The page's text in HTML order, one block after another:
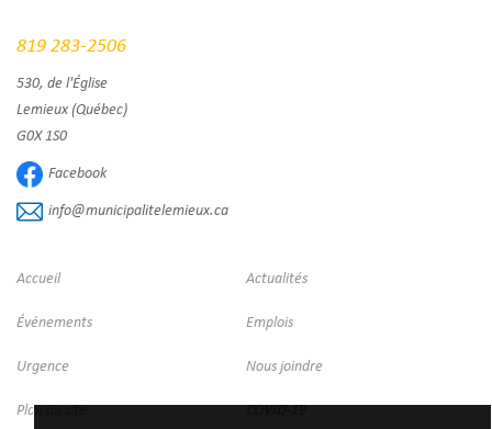
819 283-2506
530, de l'Église
Lemieux (Québec)
G0X 1S0
Facebook
info@municipalitelemieux.ca
Accueil Actualités
Événements Emplois
Urgence Nous joindre
Plan du site